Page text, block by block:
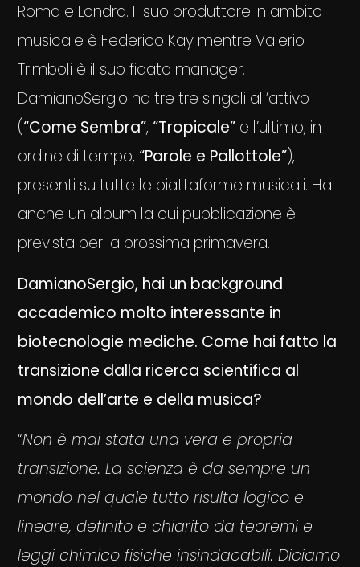
Roma e Londra. Il suo produttore in ambito
musicale è Federico Kay mentre Valerio
Trimboli è il suo fidato manager.
DamianoSergio ha tre tre singoli all’attivo
(“Come Sembra”,“Tropicale” e l’ultimo, in
ordine di tempo,“Parole e Pallottole”),
presenti su tutte le piattaforme musicali. Ha
anche un album la cui pubblicazione è
prevista per la prossima primavera.
DamianoSergio, hai un background
accademico molto interessante in
biotecnologie mediche. Come hai fatto la
transizione dalla ricerca scientifica al
mondo dell’arte e della musica?
“Non è mai stata una vera e propria
transizione. La scienza è da sempre un
mondo nel quale tutto risulta logico e
lineare, definito e chiarito da teoremi e
leggi chimico fisiche insindacabili. Diciamo